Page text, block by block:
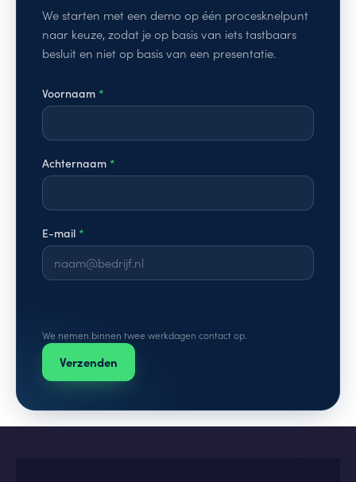
We starten met een demo op één procesknelpunt
naar keuze, zodat je op basis van iets tastbaars
besluit en niet op basis van een presentatie.
Voornaam *
Achternaam *
E-mail *
We nemen binnen twee werkdagen contact op.
Verzenden